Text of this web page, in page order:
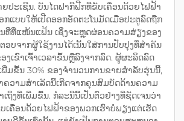
ປະເຊີນ. ບັນໄດຟາກີຟີກທີ່ຂັບເຄື່ອນດ້ວຍໄຟຟ້າ
ກແບບໃຫ້ເປີດອອກອັດຕະໂນມັດເມື່ອປະຕູລົດຖືກ
ນທີ່ທີ່ແໜ້ນແຟ້ນ ເຊິ່ງຈະຫຼຸດຜ່ອນຄວາມສ່ຽງຂອງ
ອບຈາກຜູ້ໃຊ້ງານໄດ້ເນັ້ນໃສ່ການປັບປຸງທີ່ສຳຄັນ
ເຂົາເຈົ້າເວລາຂຶ້ນຫຼືລົງຈາກລົດ. ຜູ້ຜະລິດລົດ
ພີ່ມຂື້ນ 30% ຂອງຈຳນວນການຂາຍສຳລັບຮຸ່ນນີ້,
ຄວາມສຳເລັດນີ້ເກີດຈາກຄຸນສົມບັດດ້ານຄວາມ
ຖິງທີ່ເພີ່ມຂື້ນ. ກໍລະນີນີ້ເປັນຕົວຢ່າງທີ່ຊັດເຈນວ່າ
ເຄື່ອນດ້ວຍໄຟຟ້າຂອງພວກເຮົາບໍ່ພຽງແຕ່ເຮັດ